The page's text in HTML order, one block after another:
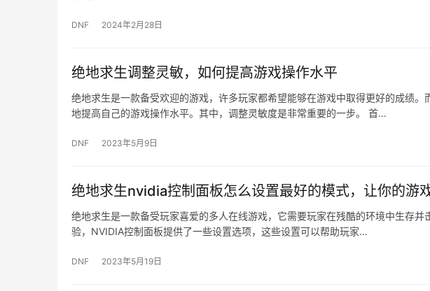
DNF 2024年2月28日
绝地求生调整灵敏，如何提高游戏操作水平
绝地求生是一款备受欢迎的游戏，许多玩家都希望能够在游戏中取得更好的成绩
地提高自己的游戏操作水平。其中，调整灵敏度是非常重要的一步。 首…
DNF 2023年5月9日
绝地求生nvidia控制面板怎么设置最好的模式，让你的游
绝地求生是一款备受玩家喜爱的多人在线游戏，它需要玩家在残酷的环境中生存
验，NVIDIA控制面板提供了一些设置选项，这些设置可以帮助玩家…
DNF 2023年5月19日